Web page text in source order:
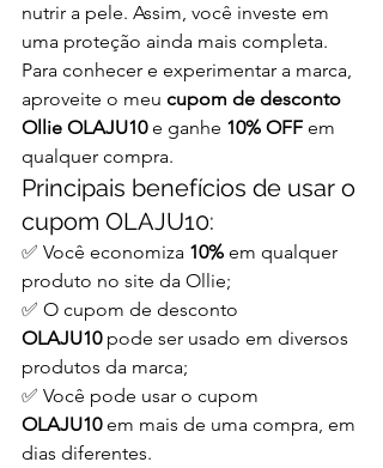
nutrir a pele. Assim, você investe em
uma proteção ainda mais completa.
Para conhecer e experimentar a marca,
aproveite o meu cupom de desconto
Ollie OLAJU10 e ganhe 10% OFF em
qualquer compra.
Principais benefícios de usar o
cupom OLAJU10:
✅ Você economiza 10% em qualquer
produto no site da Ollie;
✅ O cupom de desconto
OLAJU10 pode ser usado em diversos
produtos da marca;
✅ Você pode usar o cupom
OLAJU10 em mais de uma compra, em
dias diferentes.